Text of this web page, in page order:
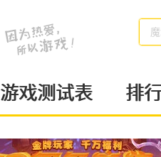
游戏测试表 排